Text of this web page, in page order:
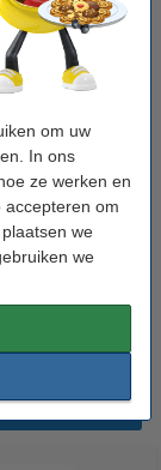
om uw
In ons
ze werken en
accepteren om
we
we
hoge